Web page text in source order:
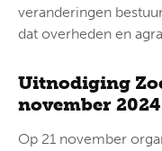
veranderingen
dat overheden en
Uitnodiging
november 2024
Op 21 november